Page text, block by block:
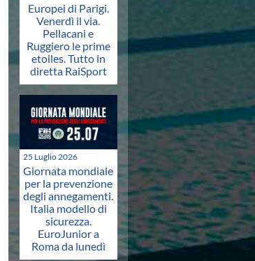
Europei di Parigi.
Venerdì il via.
Pellacani e
Ruggiero le prime
etoiles. Tutto in
diretta RaiSport
25 Luglio 2026
Giornata mondiale
per la prevenzione
degli annegamenti.
Italia modello di
sicurezza.
EuroJunior a
Roma da lunedì